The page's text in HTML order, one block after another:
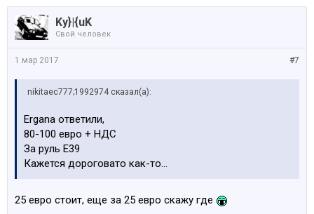
Ky}|{uK
Свой человек
#7
1 мар 2017
nikitaec777;1992974 сказал(а):
Ergana ответили,
80-100 евро + НДС
За руль Е39
Кажется дороговато как-то...
25 евро стоит, еще за 25 евро скажу где